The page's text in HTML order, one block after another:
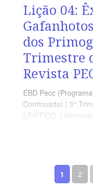
Lição 04:
dos
Trimestre
Revista
EBD Pecc
Continuada) | 3°
LEVITICO:
alunos e mestres,
ORIENTAÇÃO
Paginação de
1 2